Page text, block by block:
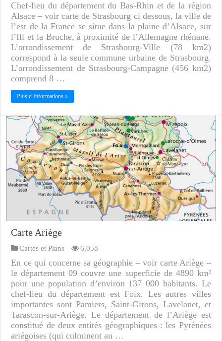
Chef-lieu du département du Bas-Rhin et de la région
Alsace – voir carte de Strasbourg ci dessous, la ville de
l’est de la France se situe dans la plaine d’Alsace, sur
l’Ill et la Bruche, à proximité de l’Allemagne rhénane.
L’arrondissement de Strasbourg-Ville (78 km2)
correspond à la seule commune urbaine de Strasbourg.
L’arrondissement de Strasbourg-Campagne (456 km2)
comprend 8 …
Plus d Informations »
Carte Ariège
Cartes et Plans 6,058
En ce qui concerne sa géographie – voir carte Ariège –
le département 09 couvre une superficie de 4890 km²
pour une population d’environ 137 000 habitants. Le
chef-lieu du département est Foix. Les autres villes
importantes sont Pamiers, Saint-Girons, Lavelanet, et
Tarascon-sur-Ariège. Le département de l’Ariège est
constitué de deux entités géographiques : les Pyrénées
ariégoises (qui culminent au …